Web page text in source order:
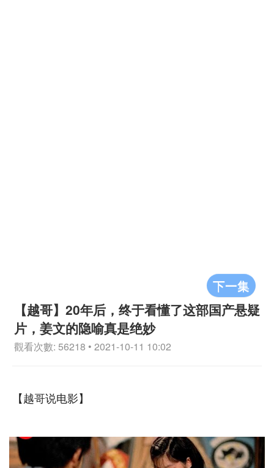
下一集
【越哥】20年后，终于看懂了这部国产悬疑
片，姜文的隐喻真是绝妙
觀看次數: 56218 • 2021-10-11 10:02
【越哥说电影】